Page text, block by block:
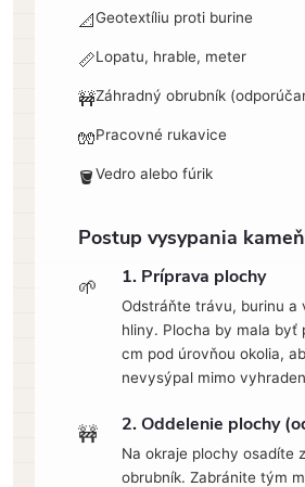
📐Geotextíliu proti burine
📏Lopatu, hrable, meter
🚧Záhradný obrubník
🧤Pracovné rukavice
🪣Vedro alebo fúrik
Postup vysypania
🌱 1. Príprava plochy
Odstráňte trávu, burinu a
hliny. Plocha by mala byť
cm pod úrovňou okolia,
nevysýpal mimo
🚧 2. Oddelenie plochy
Na okraje plochy osadíte
obrubník. Zabránite tým